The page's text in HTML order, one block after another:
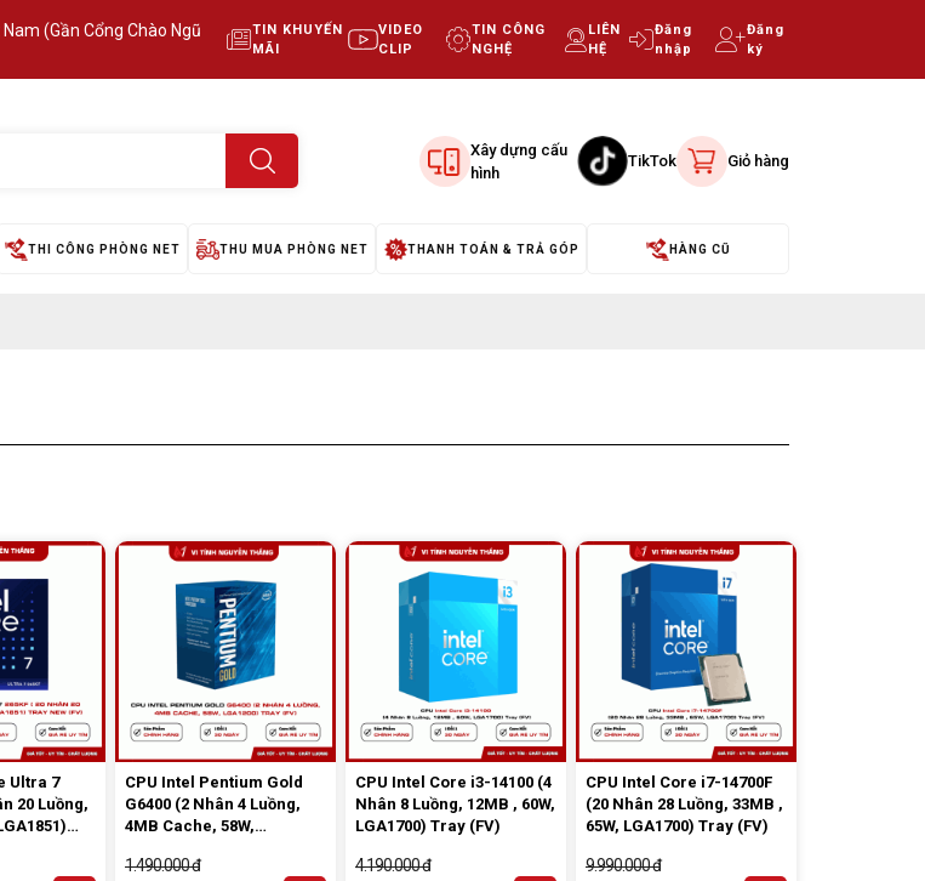
(Gần Cổng Chào Ngũ
TIN KHUYẾN
MÃI
VIDEO
CLIP
TIN CÔNG
NGHỆ
LIÊN
HỆ
Đăng
nhập
Đăng
ký
Xây dựng cấu
hình
TikTok Giỏ hàng
THI CÔNG PHÒNG NET THU MUA PHÒNG NET THANH TOÁN & TRẢ GÓP HÀNG CŨ
Ultra 7
20 Luồng,
CPU Intel Pentium Gold
G6400 (2 Nhân 4 Luồng,
4MB Cache, 58W,
1.490.000 đ
CPU Intel Core i3-14100 (4
Nhân 8 Luồng, 12MB , 60W,
LGA1700) Tray (FV)
4.190.000 đ
CPU Intel Core i7-14700F
(20 Nhân 28 Luồng, 33MB ,
65W, LGA1700) Tray (FV)
9.990.000 đ